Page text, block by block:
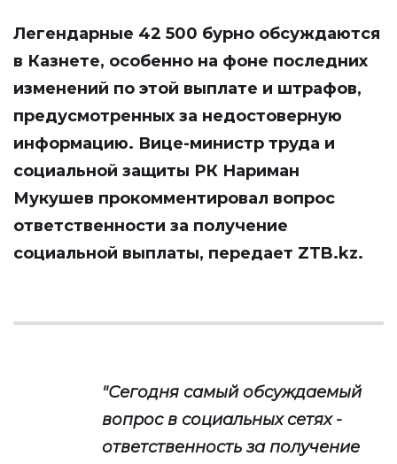
Легендарные 42 500 бурно обсуждаются
в Казнете, особенно на фоне последних
изменений по этой выплате и штрафов,
предусмотренных за недостоверную
информацию. Вице-министр труда и
социальной защиты РК Нариман
Мукушев прокомментировал вопрос
ответственности за получение
социальной выплаты, передает ZTB.kz.
"Сегодня самый обсуждаемый
вопрос в социальных сетях -
ответственность за получение